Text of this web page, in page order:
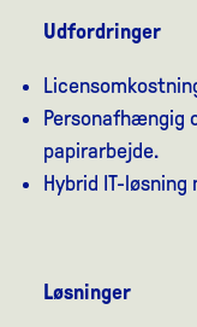
Udfordringer
Personafhængig
papirarbejde.
Hybrid IT-
Løsninger